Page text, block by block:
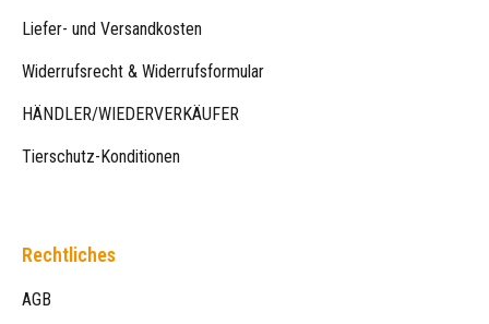
Liefer- und Versandkosten
Widerrufsrecht & Widerrufsformular
HÄNDLER/WIEDERVERKÄUFER
Tierschutz-Konditionen
Rechtliches
AGB